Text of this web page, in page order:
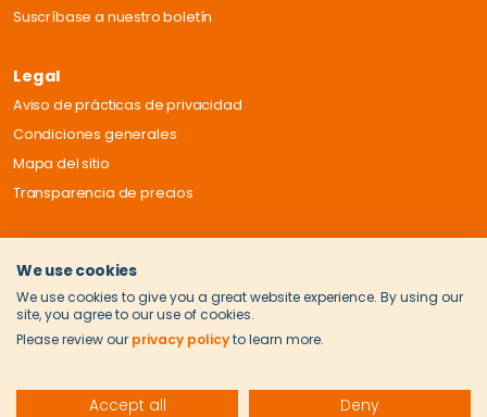
Suscríbase a nuestro boletín
Legal
Aviso de prácticas de privacidad
Condiciones generales
Mapa del sitio
Transparencia de precios
We use cookies
We use cookies to give you a great website experience. By using our
site, you agree to our use of cookies.
Please review our privacy policyto learn more.
Accept all Deny